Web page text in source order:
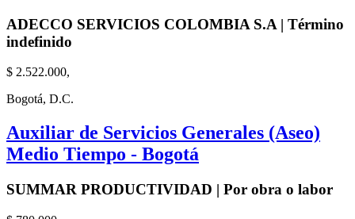
ADECCO SERVICIOS COLOMBIA S.A | Término
indefinido
$ 2.522.000,
Bogotá, D.C.
Auxiliar de Servicios Generales (Aseo)
Medio Tiempo - Bogotá
SUMMAR PRODUCTIVIDAD | Por obra o labor